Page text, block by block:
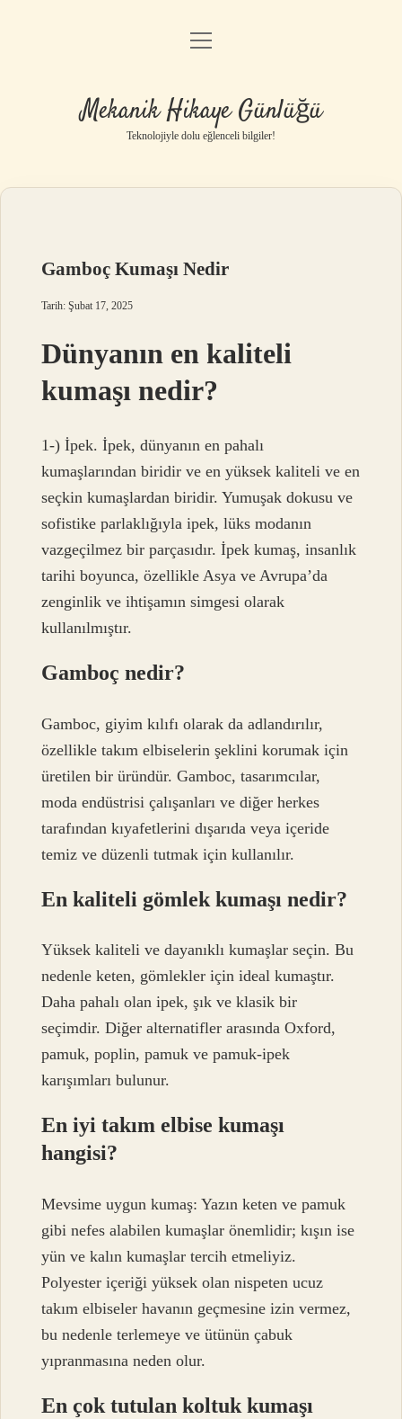
Anasayfa
Yasal Uyarı
menüyü
Mekanik Hikaye Günlüğü
Teknolojiyle dolu eğlenceli bilgiler!
Gamboç Kumaşı Nedir
Tarih: Şubat 17, 2025
Dünyanın en kaliteli
kumaşı nedir?
1-) İpek. İpek, dünyanın en pahalı
kumaşlarından biridir ve en yüksek kaliteli ve en
seçkin kumaşlardan biridir. Yumuşak dokusu ve
sofistike parlaklığıyla ipek, lüks modanın
vazgeçilmez bir parçasıdır. İpek kumaş, insanlık
tarihi boyunca, özellikle Asya ve Avrupa’da
zenginlik ve ihtişamın simgesi olarak
kullanılmıştır.
Gamboç nedir?
Gamboc, giyim kılıfı olarak da adlandırılır,
özellikle takım elbiselerin şeklini korumak için
üretilen bir üründür. Gamboc, tasarımcılar,
moda endüstrisi çalışanları ve diğer herkes
tarafından kıyafetlerini dışarıda veya içeride
temiz ve düzenli tutmak için kullanılır.
En kaliteli gömlek kumaşı nedir?
Yüksek kaliteli ve dayanıklı kumaşlar seçin. Bu
nedenle keten, gömlekler için ideal kumaştır.
Daha pahalı olan ipek, şık ve klasik bir
seçimdir. Diğer alternatifler arasında Oxford,
pamuk, poplin, pamuk ve pamuk-ipek
karışımları bulunur.
En iyi takım elbise kumaşı
hangisi?
Mevsime uygun kumaş: Yazın keten ve pamuk
gibi nefes alabilen kumaşlar önemlidir; kışın ise
yün ve kalın kumaşlar tercih etmeliyiz.
Polyester içeriği yüksek olan nispeten ucuz
takım elbiseler havanın geçmesine izin vermez,
bu nedenle terlemeye ve ütünün çabuk
yıpranmasına neden olur.
En çok tutulan koltuk kumaşı